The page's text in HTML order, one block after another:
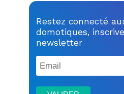
Restez connecté
domotiques,
newsletter